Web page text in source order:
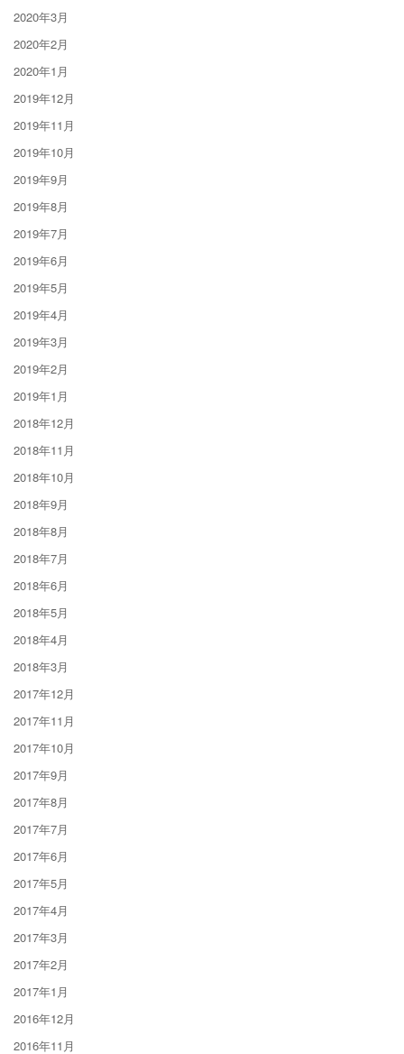
2020年3月
2020年2月
2020年1月
2019年12月
2019年11月
2019年10月
2019年9月
2019年8月
2019年7月
2019年6月
2019年5月
2019年4月
2019年3月
2019年2月
2019年1月
2018年12月
2018年11月
2018年10月
2018年9月
2018年8月
2018年7月
2018年6月
2018年5月
2018年4月
2018年3月
2017年12月
2017年11月
2017年10月
2017年9月
2017年8月
2017年7月
2017年6月
2017年5月
2017年4月
2017年3月
2017年2月
2017年1月
2016年12月
2016年11月